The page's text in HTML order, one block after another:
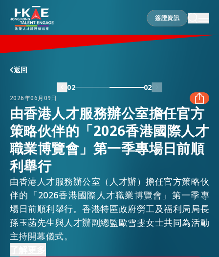
簽證資訊
簽證資訊
香港優勢
居港須知
人才支援
就業資訊
在港營商
活動情報
返回
02
02
2026年06月09日
FACEBOOK
LINKEDIN
WHATSAPP
WECHAT
由香港人才服務辦公室擔任官方
策略伙伴的「2026香港國際人才
職業博覽會」第一季專場日前順
利舉行
由香港人才服務辦公室（人才辦）擔任官方策略伙
伴的「2026香港國際人才職業博覽會」第一季專
場日前順利舉行。香港特區政府勞工及福利局局長
孫玉菡先生與人才辦副總監歐雪雯女士共同為活動
主持開幕儀式。